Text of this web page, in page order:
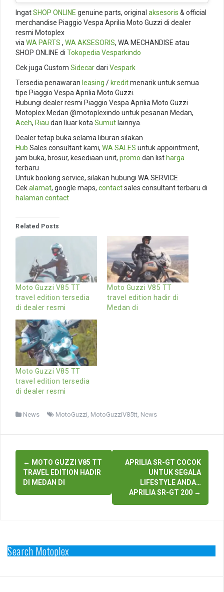
IngatSHOP ONLINE genuine parts, original aksesoris & official
merchandise Piaggio Vespa Aprilia Moto Guzzi di dealer
resmi Motoplex
via WA PARTS , WA AKSESORIS, WA MECHANDISE atau
SHOP ONLINE di Tokopedia Vesparkindo
Cek juga Custom Sidecardari Vespark
Tersedia penawaran leasing / kreditmenarik untuk semua
tipe Piaggio Vespa Aprilia Moto Guzzi.
Hubungi dealer resmi Piaggio Vespa Aprilia Moto Guzzi
Motoplex Medan @motoplexindo untuk pesanan Medan,
Aceh, Riau dan lluar kota Sumut lainnya.
Dealer tetap buka selama liburan silakan
Hub Sales consultant kami, WA SALES untuk appointment,
jam buka, brosur, kesediaan unit, promo dan list harga
terbaru
Untuk booking service, silakan hubungi WA SERVICE
Cekalamat, google maps, contactsales consultant terbaru di
halaman contact
Related Posts
Moto Guzzi V85 TT
travel edition tersedia
di dealer resmi
Moto Guzzi V85 TT
travel edition hadir di
Medan di
Moto Guzzi V85 TT
travel edition tersedia
di dealer resmi
News MotoGuzzi, MotoGuzziV85tt, News
Post
navigation
← MOTO GUZZI V85 TT
TRAVEL EDITION HADIR
DI MEDAN DI
APRILIA SR-GT COCOK
UNTUK SEGALA
LIFESTYLE ANDA…
APRILIA SR-GT 200 →
Search Motoplex